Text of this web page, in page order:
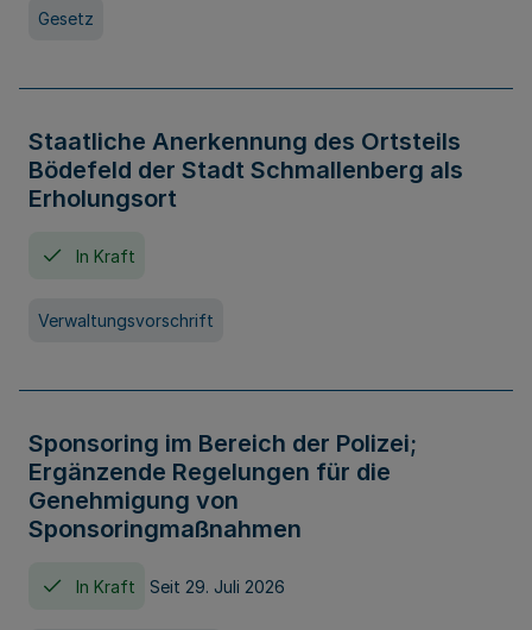
Gesetz
Staatliche Anerkennung des Ortsteils
Bödefeld der Stadt Schmallenberg als
Erholungsort
In Kraft
Verwaltungsvorschrift
Sponsoring im Bereich der Polizei;
Ergänzende Regelungen für die
Genehmigung von
Sponsoringmaßnahmen
In Kraft Seit 29. Juli 2026